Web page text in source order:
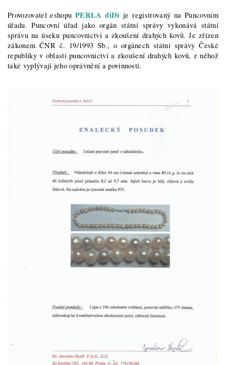
Provozovatel eshopu PERLA diDi je registrovaný na Puncovním
úřadu. Puncovní úřad jako orgán státní správy vykonává státní
správu na úseku puncovnictví a zkoušení drahých kovů. Je zřízen
zákonem ČNR č. 19/1993 Sb., o orgánech státní správy České
republiky v oblasti puncovnictví a zkoušení drahých kovů, z něhož
také vyplývají jeho oprávnění a povinnosti.